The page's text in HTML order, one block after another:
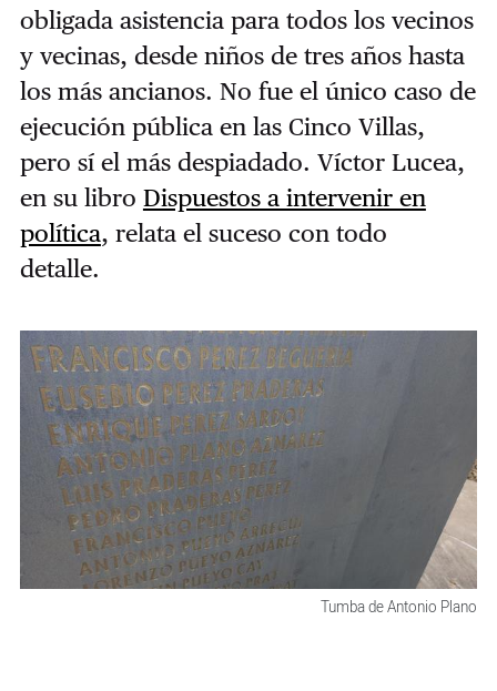
obligada asistencia para todos los vecinos
y vecinas, desde niños de tres años hasta
los más ancianos. No fue el único caso de
ejecución pública en las Cinco Villas,
pero sí el más despiadado. Víctor Lucea,
en su libro Dispuestos a intervenir en
política, relata el suceso con todo
detalle.
Tumba de Antonio Plano